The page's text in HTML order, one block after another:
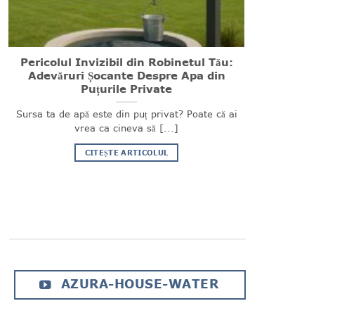
Pericolul Invizibil din Robinetul Tău:
Adevăruri Șocante Despre Apa din
Puțurile Private
Sursa ta de apă este din puț privat? Poate că ai
vrea ca cineva să [...]
CITEȘTE ARTICOLUL
AZURA-HOUSE-WATER